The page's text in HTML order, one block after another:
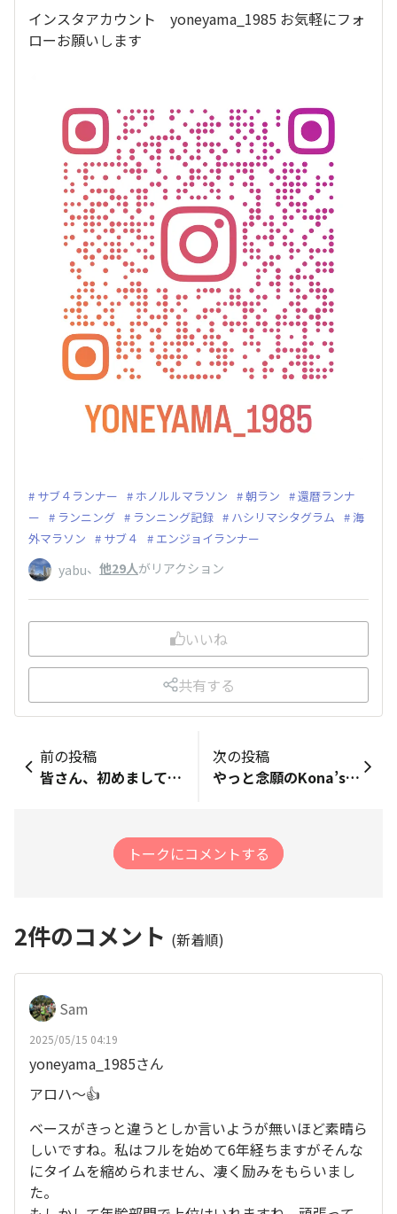
インスタアカウント yoneyama_1985 お気軽にフォ
ローお願いします
サブ４ランナー ホノルルマラソン 朝ラン
還暦ランナ
ー
ランニング ランニング記録 ハシリマシタグラム
海
外マラソン
サブ４ エンジョイランナー
yabu、 他29人がリアクション
いいね
共有する
前の投稿
皆さん、初めまして。 やっと夢と憧れのホノルルマラソンに初参加します。 アーリーエントリーしました。初めてのフルマラソン&amp;カラカウアメリーマイル&amp;ホノルル旅です。 皆さんの投稿をご参考にしながら、これから地方の山形県からの移動方法の航空券、ホテル、個人手配かツアー手配か色々迷いながら検討中です。 皆さんの予定の組み方や大会までの準備など、教えて頂けると凄く助かりますし嬉しいです。 先輩方々、よろしくお願い致します。
次の投稿
やっと念願のKona’s Coffeeに行ってきました😊 ハワイアンの流れるハワイ空間をコナコーヒーで楽しみました🥰
トークにコメントする
2件のコメント (新着順)
Sam
2025/05/15 04:19
yoneyama_1985さん
アロハ〜👍
ベースがきっと違うとしか言いようが無いほど素晴ら
しいですね。私はフルを始めて6年経ちますがそんな
にタイムを縮められません、凄く励みをもらいまし
た。